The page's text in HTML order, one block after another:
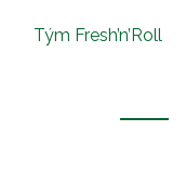
Tým Fresh’n’Roll